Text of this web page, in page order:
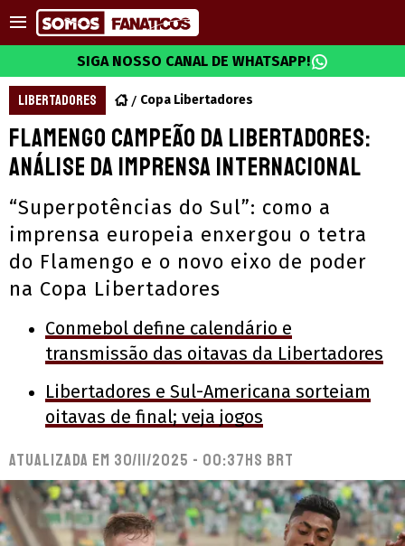
SIGA NOSSO CANAL DE WHATSAPP!
LIBERTADORES Copa Libertadores
Flamengo campeão da Libertadores:
análise da imprensa internacional
“Superpotências do Sul”: como a
imprensa europeia enxergou o tetra
do Flamengo e o novo eixo de poder
na Copa Libertadores
Conmebol define calendário e
transmissão das oitavas da Libertadores
Libertadores e Sul-Americana sorteiam
oitavas de final; veja jogos
Atualizada em 30/11/2025 - 00:37hs BRT